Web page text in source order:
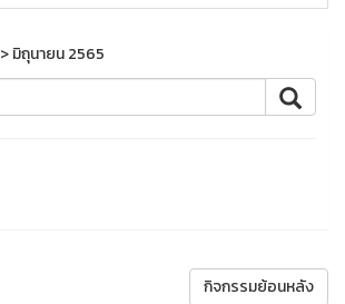
> มิถุนายน 2565
กิจกรรมย้อนหลัง